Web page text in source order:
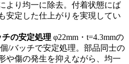
より均一に除去。付着状態にば
安定した仕上がりを実現してい
チの安定処理 φ22mm・t=4.3mmの
/バッチで安定処理。部品同士の
や傷の発生を抑えながら、均一